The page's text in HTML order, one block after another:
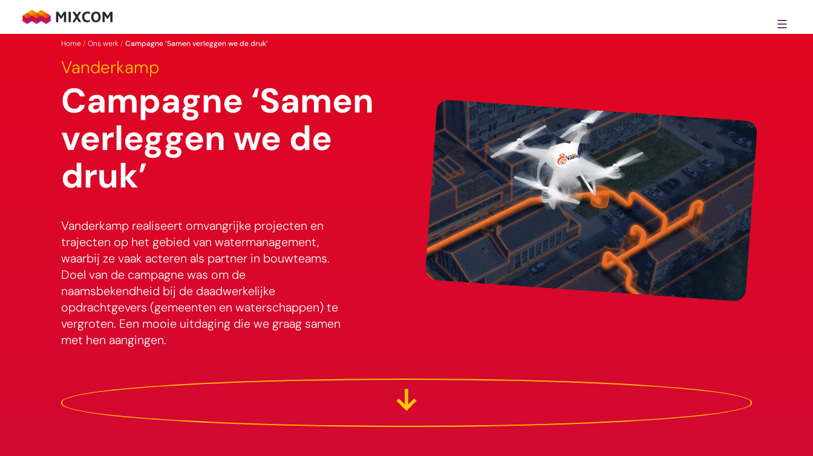
MixCom
Home/ Ons werk/ Campagne ‘Samen verleggen we de druk’
Vanderkamp
Campagne ‘Samen
verleggen we de
druk’
Vanderkamp realiseert omvangrijke projecten en
trajecten op het gebied van watermanagement,
waarbij ze vaak acteren als partner in bouwteams.
Doel van de campagne was om de
naamsbekendheid bij de daadwerkelijke
opdrachtgevers (gemeenten en waterschappen) te
vergroten. Een mooie uitdaging die we graag samen
met hen aangingen.